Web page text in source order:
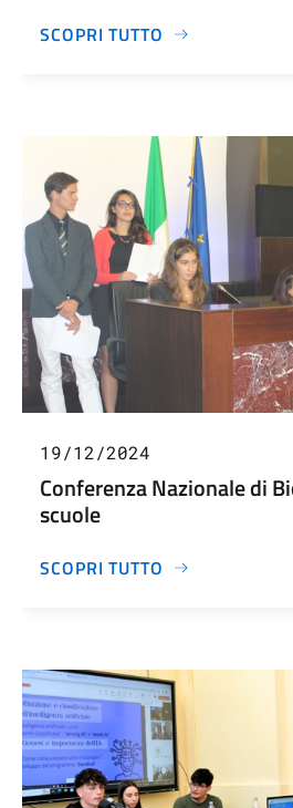
SCOPRI TUTTO
19/12/2024
Conferenza Nazionale di
scuole
SCOPRI TUTTO